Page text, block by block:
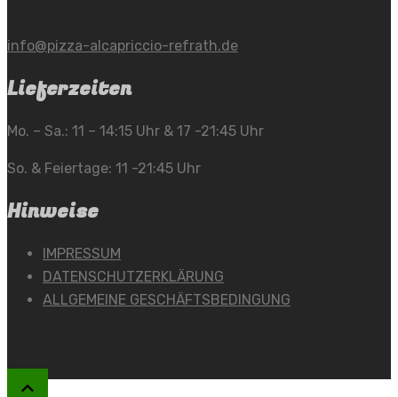
info@pizza-alcapriccio-refrath.de
Lieferzeiten
Mo. – Sa.: 11 – 14:15 Uhr & 17 -21:45 Uhr
So. & Feiertage: 11 -21:45 Uhr
Hinweise
IMPRESSUM
DATENSCHUTZERKLÄRUNG
ALLGEMEINE GESCHÄFTSBEDINGUNG